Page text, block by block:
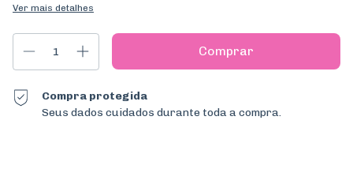
Ver mais detalhes
Compra protegida
Seus dados cuidados durante toda a compra.